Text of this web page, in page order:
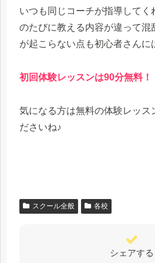
いつも同じコーチが指導してく
のたびに教える内容が違って混
が起こらない点も初心者さんに
初回体験レッスンは90分無料！
気になる方は無料の体験レッス
ださいね♪
スクール全般 各校
シェアする